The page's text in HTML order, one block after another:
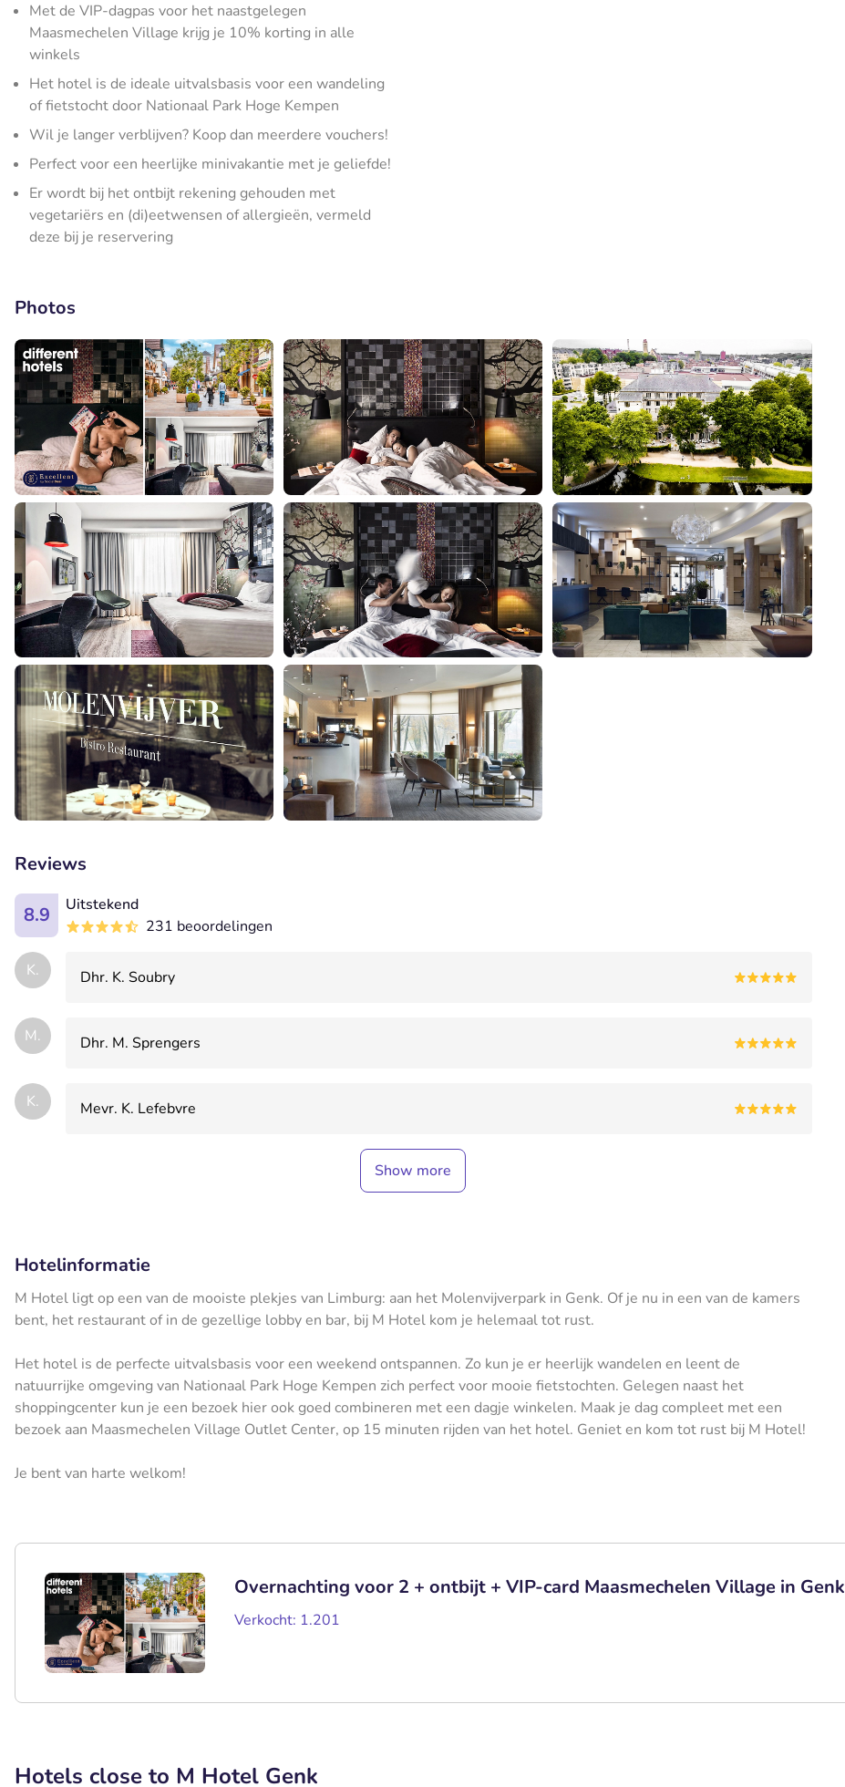
Met de VIP-dagpas voor het naastgelegen
Maasmechelen Village krijg je 10% korting in alle
winkels
Het hotel is de ideale uitvalsbasis voor een wandeling
of fietstocht door Nationaal Park Hoge Kempen
Wil je langer verblijven? Koop dan meerdere vouchers!
Perfect voor een heerlijke minivakantie met je geliefde!
Er wordt bij het ontbijt rekening gehouden met
vegetariërs en (di)eetwensen of allergieën, vermeld
deze bij je reservering
Photos
Reviews
8.9
Uitstekend
231 beoordelingen
K. Dhr. K. Soubry
M. Dhr. M. Sprengers
K. Mevr. K. Lefebvre
Show more
Hotelinformatie
M Hotel ligt op een van de mooiste plekjes van Limburg: aan het Molenvijverpark in Genk. Of je nu in een van de kamers
bent, het restaurant of in de gezellige lobby en bar, bij M Hotel kom je helemaal tot rust.
Het hotel is de perfecte uitvalsbasis voor een weekend ontspannen. Zo kun je er heerlijk wandelen en leent de
natuurrijke omgeving van Nationaal Park Hoge Kempen zich perfect voor mooie fietstochten. Gelegen naast het
shoppingcenter kun je een bezoek hier ook goed combineren met een dagje winkelen. Maak je dag compleet met een
bezoek aan Maasmechelen Village Outlet Center, op 15 minuten rijden van het hotel. Geniet en kom tot rust bij M Hotel!
Je bent van harte welkom!
Overnachting voor 2 + ontbijt + VIP-card Maasmechelen Village in Genk
Verkocht: 1.201
Hotels close to M Hotel Genk